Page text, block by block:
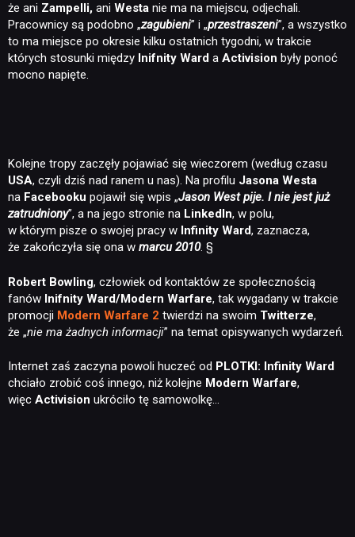
że ani Zampelli, ani Westa nie ma na miejscu, odjechali.
Pracownicy są podobno „zagubieni” i „przestraszeni”, a wszystko
to ma miejsce po okresie kilku ostatnich tygodni, w trakcie
których stosunki między Inifnity Ward a Activision były ponoć
mocno napięte.
Kolejne tropy zaczęły pojawiać się wieczorem (według czasu
USA, czyli dziś nad ranem u nas). Na profilu Jasona Westa
na Facebooku pojawił się wpis „Jason West pije. I nie jest już
zatrudniony”, a na jego stronie na LinkedIn, w polu,
w którym pisze o swojej pracy w Infinity Ward, zaznacza,
że zakończyła się ona w marcu 2010. §
Robert Bowling, człowiek od kontaktów ze społecznością
fanów Inifnity Ward/Modern Warfare, tak wygadany w trakcie
promocji Modern Warfare 2 twierdzi na swoim Twitterze,
że „nie ma żadnych informacji” na temat opisywanych wydarzeń.
Internet zaś zaczyna powoli huczeć od PLOTKI: Infinity Ward
chciało zrobić coś innego, niż kolejne Modern Warfare,
więc Activision ukróciło tę samowolkę…